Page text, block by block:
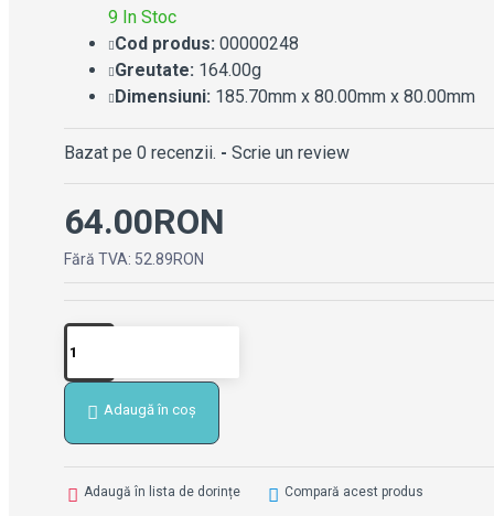
9 In Stoc
Cod produs: 00000248
Greutate: 164.00g
Dimensiuni: 185.70mm x 80.00mm x 80.00mm
Bazat pe 0 recenzii. - Scrie un review
64.00RON
Fără TVA: 52.89RON
Adaugă în coș
Adaugă în lista de dorințe Compară acest produs